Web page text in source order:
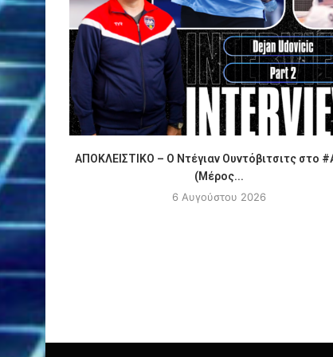
ΑΠΟΚΛΕΙΣΤΙΚΟ – Ο Ντέγιαν Ουντόβιτσιτς στο
(Μέρος...
6 Αυγούστου 2026